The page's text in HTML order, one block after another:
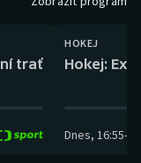
trať
HOKEJ
Hokej:
Dnes, 16:55-